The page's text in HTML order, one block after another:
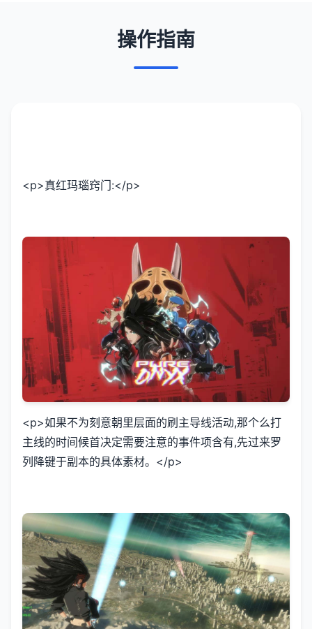
操作指南
<p>真红玛瑙窍门:</p>
<p>如果不为刻意朝里层面的刷主导线活动,那个么打
主线的时间候首决定需要注意的事件项含有,先过来罗
列降键于副本的具体素材。</p>